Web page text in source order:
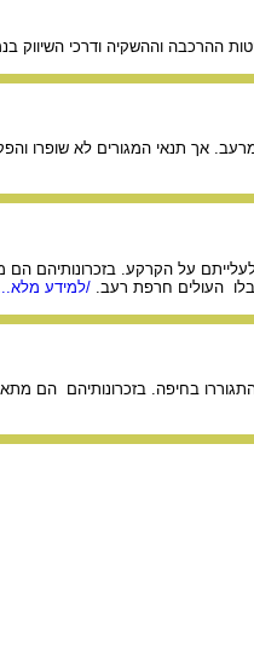
ההרכבה וההשקיה ודרכי השיווק
על הקרקע. בזכרונותיהם
העולים חרפת רעב. /למידע מלא...
יעקב בנובמבר 1882 על ידי עולים מרומניה